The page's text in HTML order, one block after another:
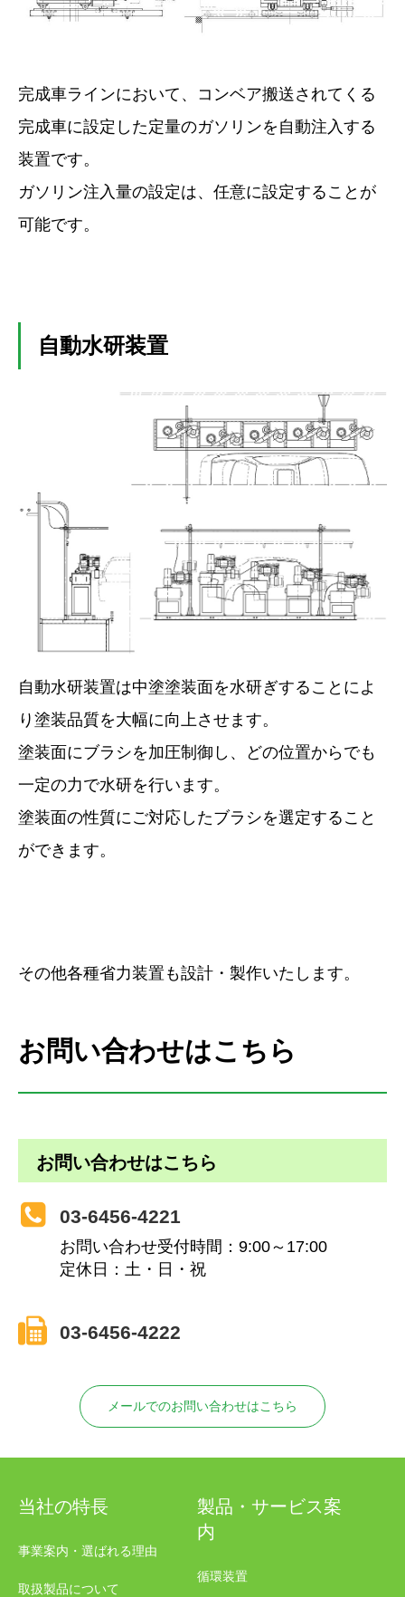
完成車ラインにおいて、コンベア搬送されてくる
完成車に設定した定量のガソリンを自動注入する
装置です。
ガソリン注入量の設定は、任意に設定することが
可能です。
自動水研装置
自動水研装置は中塗塗装面を水研ぎすることによ
り塗装品質を大幅に向上させます。
塗装面にブラシを加圧制御し、どの位置からでも
一定の力で水研を行います。
塗装面の性質にご対応したブラシを選定すること
ができます。
その他各種省力装置も設計・製作いたします。
お問い合わせはこちら
お問い合わせはこちら
03-6456-4221
お問い合わせ受付時間：9:00～17:00
定休日：土・日・祝
03-6456-4222
メールでのお問い合わせはこちら
当社の特長
事業案内・選ばれる理由
取扱製品について
製品・サービス案
内
循環装置